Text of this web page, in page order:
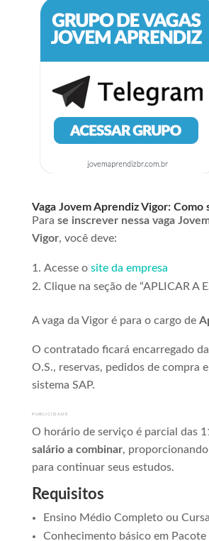
Vaga Jovem Aprendiz Vigor: Como
Para se inscrever nessa vaga
Vigor, você deve:
Acesse o site da empresa
Clique na seção de “APLICAR A
A vaga da Vigor é para o cargo de
O contratado ficará encarregado
O.S., reservas, pedidos de compra
sistema SAP.
PUBLICIDADE
O horário de serviço é parcial das
salário a combinar,
para continuar seus estudos.
Requisitos
Ensino Médio Completo ou
Conhecimento básico em Pacote